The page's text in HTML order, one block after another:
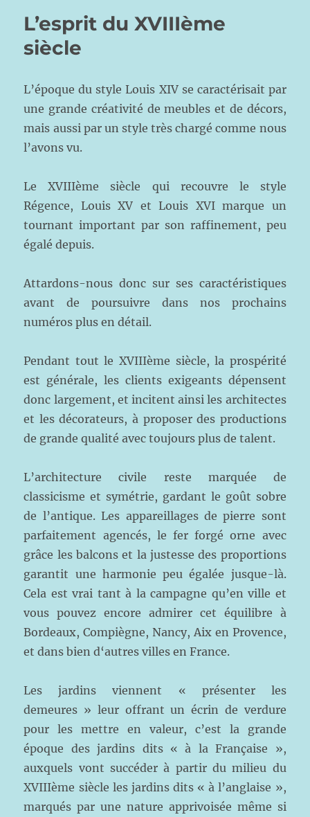
L’esprit du XVIIIème
siècle
L’époque du style Louis XIV se caractérisait par
une grande créativité de meubles et de décors,
mais aussi par un style très chargé comme nous
l’avons vu.
Le XVIIIème siècle qui recouvre le style
Régence, Louis XV et Louis XVI marque un
tournant important par son raffinement, peu
égalé depuis.
Attardons-nous donc sur ses caractéristiques
avant de poursuivre dans nos prochains
numéros plus en détail.
Pendant tout le XVIIIème siècle, la prospérité
est générale, les clients exigeants dépensent
donc largement, et incitent ainsi les architectes
et les décorateurs, à proposer des productions
de grande qualité avec toujours plus de talent.
L’architecture civile reste marquée de
classicisme et symétrie, gardant le goût sobre
de l’antique. Les appareillages de pierre sont
parfaitement agencés, le fer forgé orne avec
grâce les balcons et la justesse des proportions
garantit une harmonie peu égalée jusque-là.
Cela est vrai tant à la campagne qu’en ville et
vous pouvez encore admirer cet équilibre à
Bordeaux, Compiègne, Nancy, Aix en Provence,
et dans bien d‘autres villes en France.
Les jardins viennent « présenter les
demeures » leur offrant un écrin de verdure
pour les mettre en valeur, c’est la grande
époque des jardins dits « à la Française »,
auxquels vont succéder à partir du milieu du
XVIIIème siècle les jardins dits « à l’anglaise »,
marqués par une nature apprivoisée même si